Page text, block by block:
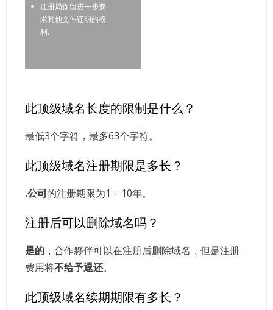
注册局保留进一步要
求其他文件证明的权
利.
此顶级域名长度的限制是什么？
最低3个字符，最多63个字符。
此顶级域名注册期限是多长？
.公司的注册期限为1 – 10年。
注册后可以删除域名吗？
是的 ，合作夥伴可以在注册后删除域名，但是注册
费用将不给予退还。
此顶级域名续期期限有多长？